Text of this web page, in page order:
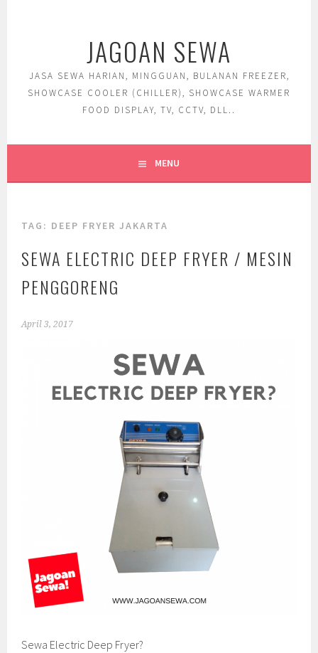
JAGOAN SEWA
JASA SEWA HARIAN, MINGGUAN, BULANAN FREEZER,
SHOWCASE COOLER (CHILLER), SHOWCASE WARMER
FOOD DISPLAY, TV, CCTV, DLL..
MENU
TAG: DEEP FRYER JAKARTA
SEWA ELECTRIC DEEP FRYER / MESIN
PENGGORENG
April 3, 2017
Sewa Electric Deep Fryer?